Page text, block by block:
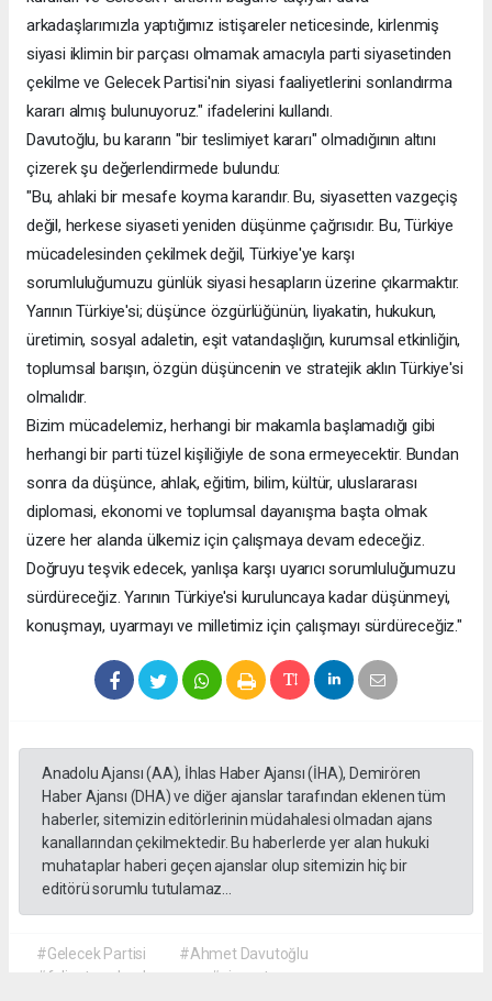
arkadaşlarımızla yaptığımız istişareler neticesinde, kirlenmiş
siyasi iklimin bir parçası olmamak amacıyla parti siyasetinden
çekilme ve Gelecek Partisi'nin siyasi faaliyetlerini sonlandırma
kararı almış bulunuyoruz." ifadelerini kullandı.
Davutoğlu, bu kararın "bir teslimiyet kararı" olmadığının altını
çizerek şu değerlendirmede bulundu:
"Bu, ahlaki bir mesafe koyma kararıdır. Bu, siyasetten vazgeçiş
değil, herkese siyaseti yeniden düşünme çağrısıdır. Bu, Türkiye
mücadelesinden çekilmek değil, Türkiye'ye karşı
sorumluluğumuzu günlük siyasi hesapların üzerine çıkarmaktır.
Yarının Türkiye'si; düşünce özgürlüğünün, liyakatin, hukukun,
üretimin, sosyal adaletin, eşit vatandaşlığın, kurumsal etkinliğin,
toplumsal barışın, özgün düşüncenin ve stratejik aklın Türkiye'si
olmalıdır.
Bizim mücadelemiz, herhangi bir makamla başlamadığı gibi
herhangi bir parti tüzel kişiliğiyle de sona ermeyecektir. Bundan
sonra da düşünce, ahlak, eğitim, bilim, kültür, uluslararası
diplomasi, ekonomi ve toplumsal dayanışma başta olmak
üzere her alanda ülkemiz için çalışmaya devam edeceğiz.
Doğruyu teşvik edecek, yanlışa karşı uyarıcı sorumluluğumuzu
sürdüreceğiz. Yarının Türkiye'si kuruluncaya kadar düşünmeyi,
konuşmayı, uyarmayı ve milletimiz için çalışmayı sürdüreceğiz."
Anadolu Ajansı (AA), İhlas Haber Ajansı (İHA), Demirören
Haber Ajansı (DHA) ve diğer ajanslar tarafından eklenen tüm
haberler, sitemizin editörlerinin müdahalesi olmadan ajans
kanallarından çekilmektedir. Bu haberlerde yer alan hukuki
muhataplar haberi geçen ajanslar olup sitemizin hiç bir
editörü sorumlu tutulamaz...
#Gelecek Partisi
#Ahmet Davutoğlu
#faliyet sonlandırma
#siyaset